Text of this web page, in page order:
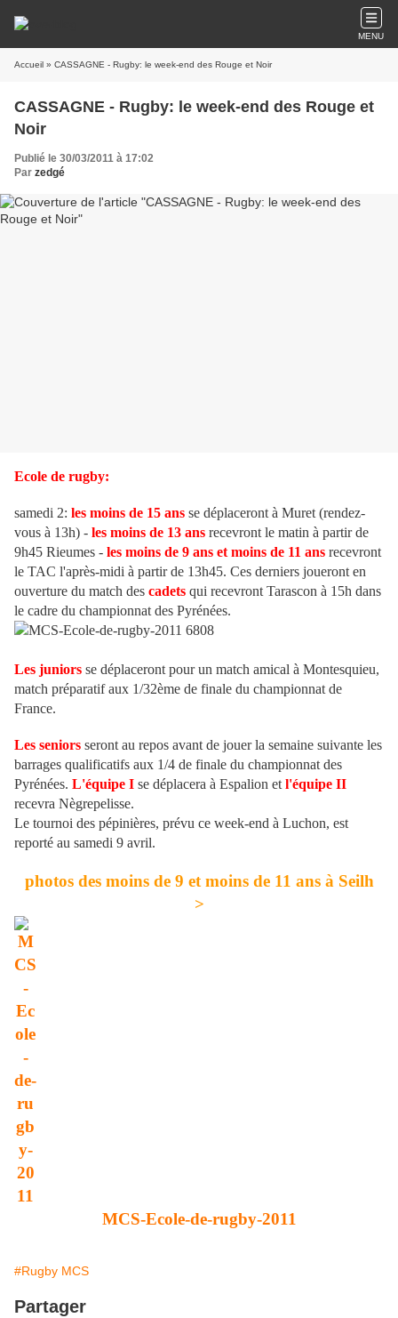
MENU
Accueil » CASSAGNE - Rugby: le week-end des Rouge et Noir
CASSAGNE - Rugby: le week-end des Rouge et
Noir
Publié le 30/03/2011 à 17:02
Par zedgé
Ecole de rugby:
samedi 2: les moins de 15 ans se déplaceront à Muret (rendez-
vous à 13h) - les moins de 13 ans recevront le matin à partir de
9h45 Rieumes - les moins de 9 ans et moins de 11 ans recevront
le TAC l'après-midi à partir de 13h45. Ces derniers joueront en
ouverture du match des cadets qui recevront Tarascon à 15h dans
le cadre du championnat des Pyrénées.
Les juniors se déplaceront pour un match amical à Montesquieu,
match préparatif aux 1/32ème de finale du championnat de
France.
Les seniors seront au repos avant de jouer la semaine suivante les
barrages qualificatifs aux 1/4 de finale du championnat des
Pyrénées. L'équipe I se déplacera à Espalion et l'équipe II
recevra Nègrepelisse.
Le tournoi des pépinières, prévu ce week-end à Luchon, est
reporté au samedi 9 avril.
photos des moins de 9 et moins de 11 ans à Seilh
>
MCS-Ecole-de-rugby-2011
#Rugby MCS
Partager